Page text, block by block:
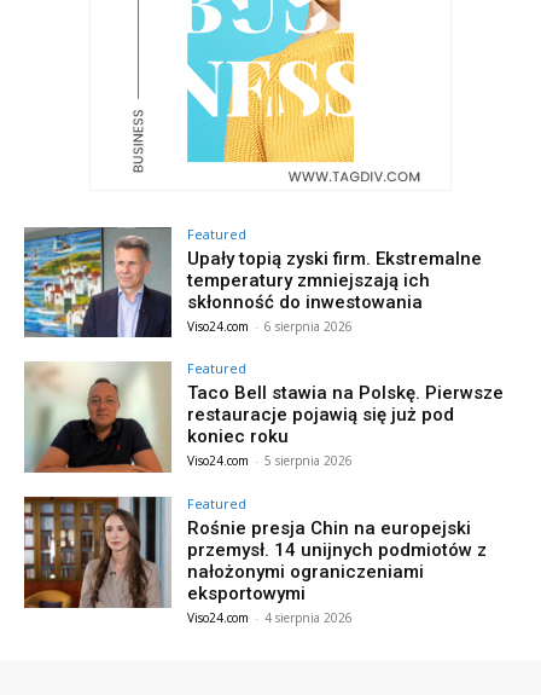
Featured
Upały topią zyski firm. Ekstremalne
temperatury zmniejszają ich
skłonność do inwestowania
Viso24.com - 6 sierpnia 2026
Featured
Taco Bell stawia na Polskę. Pierwsze
restauracje pojawią się już pod
koniec roku
Viso24.com - 5 sierpnia 2026
Featured
Rośnie presja Chin na europejski
przemysł. 14 unijnych podmiotów z
nałożonymi ograniczeniami
eksportowymi
Viso24.com - 4 sierpnia 2026